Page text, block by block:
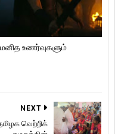
மனித உணர்வுகளும்
NEXT
வெற்றிக்